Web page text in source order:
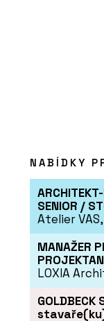
NABÍDKY
SENIOR /
Atelier
MANAŽER
LOXIA